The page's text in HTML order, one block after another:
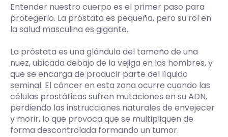
Entender nuestro cuerpo es el primer paso para
protegerlo. La próstata es pequeña, pero su rol en
la salud masculina es gigante.
La próstata es una glándula del tamaño de una
nuez, ubicada debajo de la vejiga en los hombres, y
que se encarga de producir parte del líquido
seminal. El cáncer en esta zona ocurre cuando las
células prostáticas sufren mutaciones en su ADN,
perdiendo las instrucciones naturales de envejecer
y morir, lo que provoca que se multipliquen de
forma descontrolada formando un tumor.